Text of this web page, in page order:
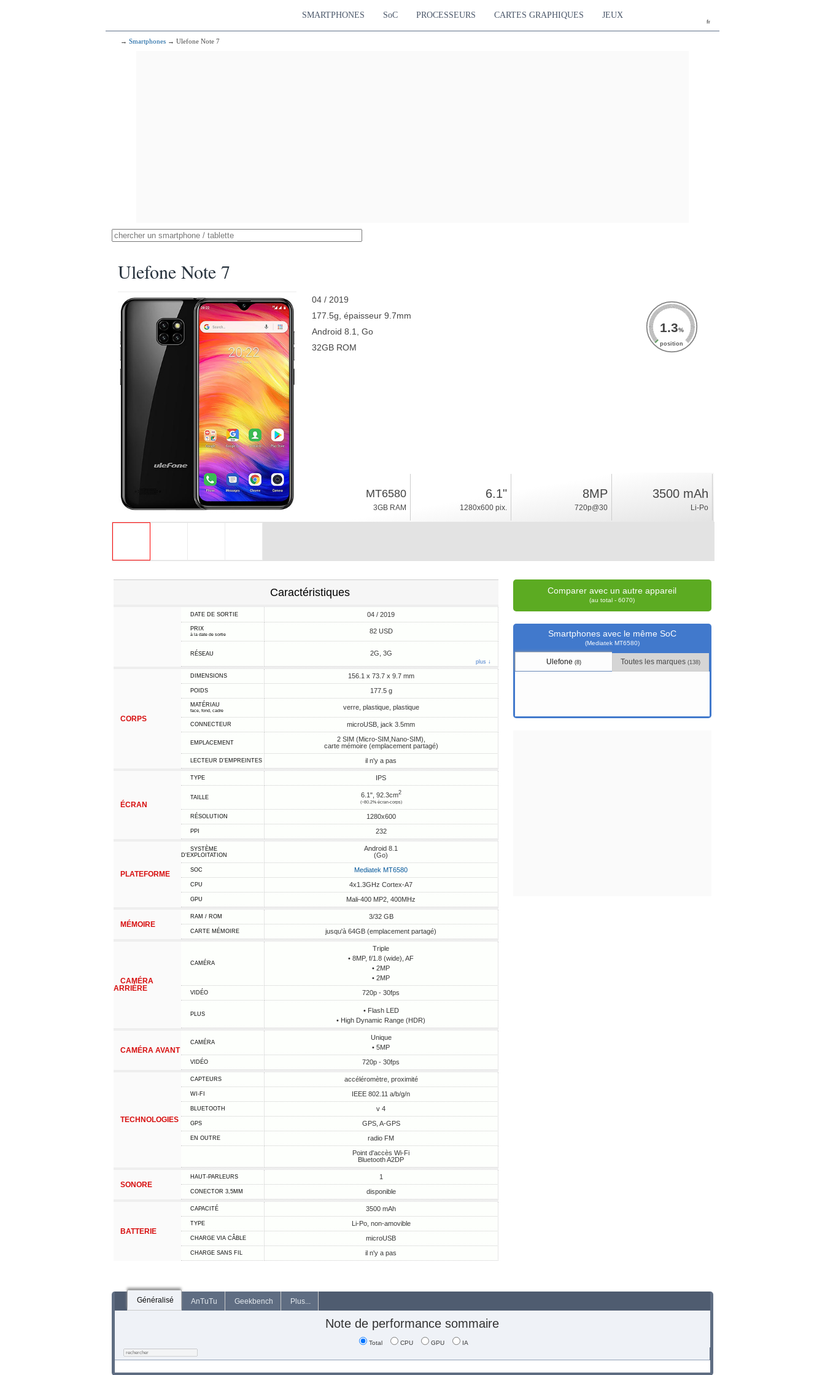
fr
SMARTPHONES SoC PROCESSEURS CARTES GRAPHIQUES JEUX
→ Smartphones → Ulefone Note 7
Ulefone Note 7
04 / 2019
177.5g, épaisseur 9.7mm
Android 8.1, Go
32GB ROM
1.3%
position
MT6580
3GB RAM
6.1"
1280x600 pix.
8MP
720p@30
3500 mAh
Li-Po
Caractéristiques
DATE DE SORTIE 04 / 2019
PRIX
à la date de sortie 82 USD
RÉSEAU 2G, 3G
plus ↓
CORPS
DIMENSIONS 156.1 x 73.7 x 9.7 mm
POIDS 177.5 g
MATÉRIAU
face, fond, cadre verre, plastique, plastique
CONNECTEUR microUSB, jack 3.5mm
EMPLACEMENT
2 SIM (Micro-SIM,Nano-SIM),
carte mémoire (emplacement partagé)
LECTEUR D'EMPREINTES il n'y a pas
ÉCRAN
TYPE IPS
TAILLE 6.1", 92.3cm2
(~80.2% écran-corps)
RÉSOLUTION 1280x600
PPI 232
PLATEFORME
SYSTÈME
D'EXPLOITATION
Android 8.1
(Go)
SOC Mediatek MT6580
CPU 4x1.3GHz Cortex-A7
GPU Mali-400 MP2, 400MHz
MÉMOIRE
RAM / ROM 3/32 GB
CARTE MÉMOIRE jusqu'à 64GB (emplacement partagé)
CAMÉRA
ARRIÈRE
CAMÉRA
Triple
• 8MP, f/1.8 (wide), AF
• 2MP
• 2MP
VIDÉO 720p - 30fps
PLUS
• Flash LED
• High Dynamic Range (HDR)
CAMÉRA AVANT
CAMÉRA
Unique
• 5MP
VIDÉO 720p - 30fps
TECHNOLOGIES
CAPTEURS accéléromètre, proximité
WI-FI IEEE 802.11 a/b/g/n
BLUETOOTH v 4
GPS GPS, A-GPS
EN OUTRE
radio FM
Point d'accès Wi-Fi
Bluetooth A2DP
SONORE
HAUT-PARLEURS 1
CONECTOR 3,5MM disponible
BATTERIE
CAPACITÉ 3500 mAh
TYPE Li-Po, non-amovible
CHARGE VIA CÂBLE microUSB
CHARGE SANS FIL il n'y a pas
Comparer avec un autre appareil
(au total - 6070)
Smartphones avec le même SoC
(Mediatek MT6580)
Ulefone (8) Toutes les marques(138)
Généralisé AnTuTu Geekbench Plus...
Note de performance sommaire
Total CPU GPU IA